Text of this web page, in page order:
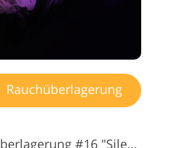
Rauchüberlagerung
Kostenlose Photoshop-Rauchüberlagerung #16 "Silence"